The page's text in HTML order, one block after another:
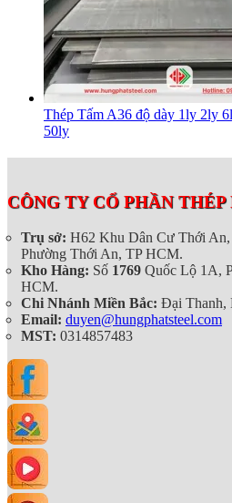
Thép Tấm A36 độ dày 1ly 2ly
50ly
CÔNG TY CỔ PHẦN
Trụ sở: H62 Khu Dân Cư Thới
Phường Thới An, TP HCM.
Kho Hàng: Số 1769 Quốc Lộ 1A,
HCM.
Chi Nhánh Miền Bắc: Đại Thanh,
Email: duyen@hungphatsteel.com
MST: 0314857483